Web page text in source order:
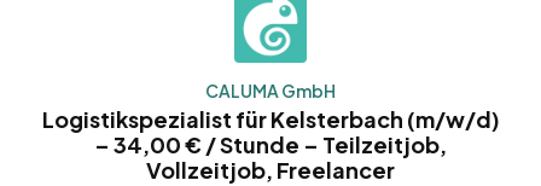
CALUMA GmbH
Logistikspezialist für Kelsterbach (m/w/d)
– 34,00 € / Stunde – Teilzeitjob,
Vollzeitjob, Freelancer